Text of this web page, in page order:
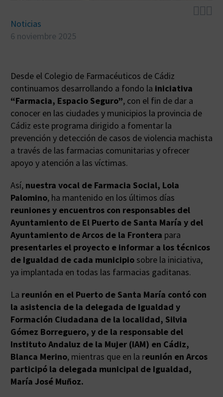
  
Noticias
6 noviembre 2025
Desde el Colegio de Farmacéuticos de Cádiz
continuamos desarrollando a fondo la iniciativa
“Farmacia, Espacio Seguro”, con el fin de dar a
conocer en las ciudades y municipios la provincia de
Cádiz este programa dirigido a fomentar la
prevención y detección de casos de violencia machista
a través de las farmacias comunitarias y ofrecer
apoyo y atención a las víctimas.
Así, nuestra vocal de Farmacia Social, Lola
Palomino, ha mantenido en los últimos días
reuniones y encuentros con responsables del
Ayuntamiento de El Puerto de Santa María y del
Ayuntamiento de Arcos de la Frontera para
presentarles el proyecto e informar a los técnicos
de Igualdad de cada municipio sobre la iniciativa,
ya implantada en todas las farmacias gaditanas.
La reunión en el Puerto de Santa María contó con
la asistencia de la delegada de Igualdad y
Formación Ciudadana de la localidad, Silvia
Gómez Borreguero, y de la responsable del
Instituto Andaluz de la Mujer (IAM) en Cádiz,
Blanca Merino, mientras que en la reunión en Arcos
participó la delegada municipal de Igualdad,
María José Muñoz.